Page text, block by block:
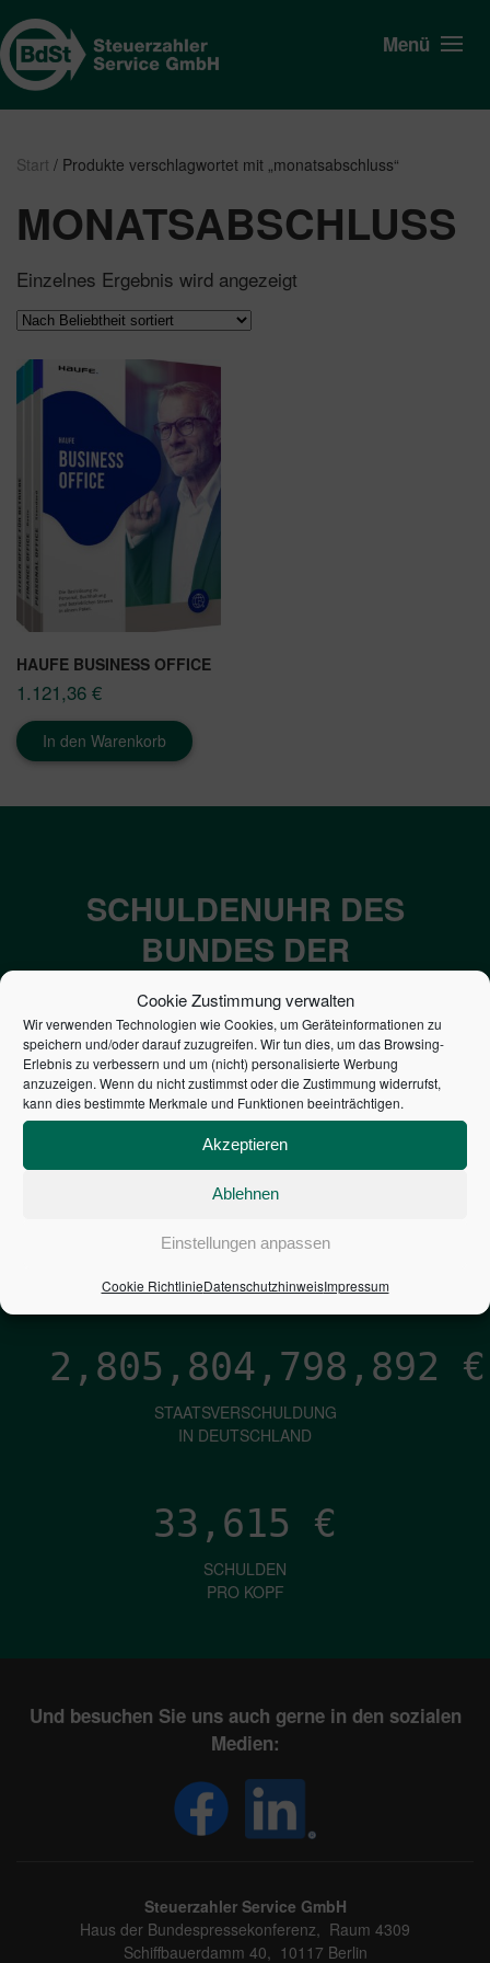
Cookie Zustimmung verwalten
Wir verwenden Technologien wie Cookies, um Geräteinformationen zu
speichern und/oder darauf zuzugreifen. Wir tun dies, um das Browsing-
Erlebnis zu verbessern und um (nicht) personalisierte Werbung
anzuzeigen. Wenn du nicht zustimmst oder die Zustimmung widerrufst,
kann dies bestimmte Merkmale und Funktionen beeinträchtigen.
Akzeptieren
Ablehnen
Einstellungen anpassen
Cookie RichtlinieDatenschutzhinweisImpressum
Menü
Start / Produkte verschlagwortet mit „monatsabschluss“
MONATSABSCHLUSS
Einzelnes Ergebnis wird angezeigt
HAUFE BUSINESS OFFICE
1.121,36 €
In den Warenkorb
SCHULDENUHR DES
BUNDES DER
STEUERZAHLER
7,052€
NEUVERSCHULDUNG
PRO SEKUNDE
1,601
ZINSEN
PRO SEKUNDE
2,805,804,800,147 €
STAATSVERSCHULDUNG
IN DEUTSCHLAND
33,615 €
SCHULDEN
PRO KOPF
Und besuchen Sie uns auch gerne in den sozialen
Medien:
Steuerzahler Service GmbH
Haus der Bundespressekonferenz, Raum 4309
Schiffbauerdamm 40, 10117 Berlin